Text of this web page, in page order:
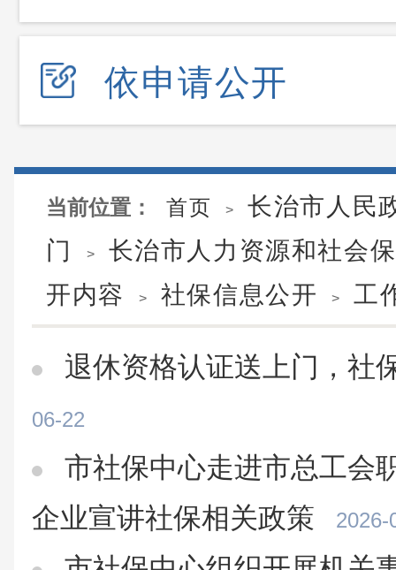
依申请公开
当前位置： 首页 >
长治市人民
门
>
长治市人力资源和社会
开内容
> 社保信息公开 > 工
退休资格认证送上门，社
06-22
市社保中心走进市总工会
企业宣讲社保相关政策
2026-